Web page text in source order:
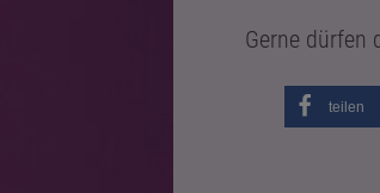
Gerne dürfen
teilen